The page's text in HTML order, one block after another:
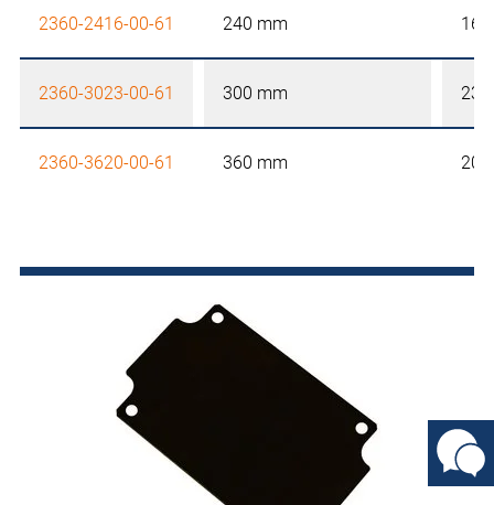
2360-2416-00-61 240 mm
2360-3023-00-61 300 mm
2360-3620-00-61 360 mm